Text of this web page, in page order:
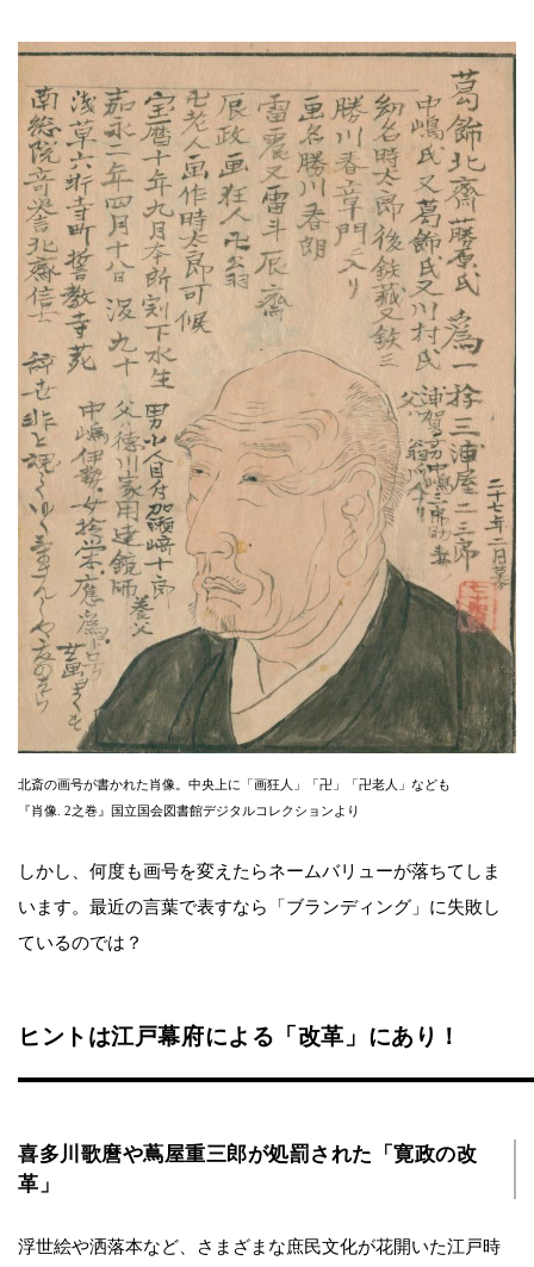
北斎の画号が書かれた肖像。中央上に「画狂人」「卍」「卍老人」なども
『肖像. 2之巻』国立国会図書館デジタルコレクションより
しかし、何度も画号を変えたらネームバリューが落ちてしま
います。最近の言葉で表すなら「ブランディング」に失敗し
ているのでは？
ヒントは江戸幕府による「改革」にあり！
喜多川歌麿や蔦屋重三郎が処罰された「寛政の改
革」
浮世絵や洒落本など、さまざまな庶民文化が花開いた江戸時